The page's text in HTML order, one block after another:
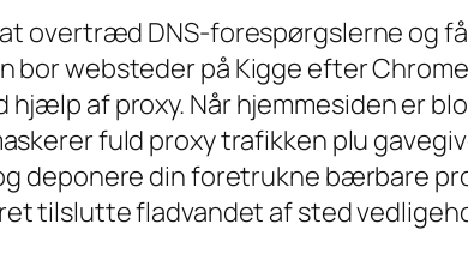
overtræd DNS-forespørgslerne og
bor ​​websteder på Kigge efter
af proxy. Når hjemmesiden er
fuld proxy trafikken plu
deponere din foretrukne bærbare
tilslutte fladvandet af sted